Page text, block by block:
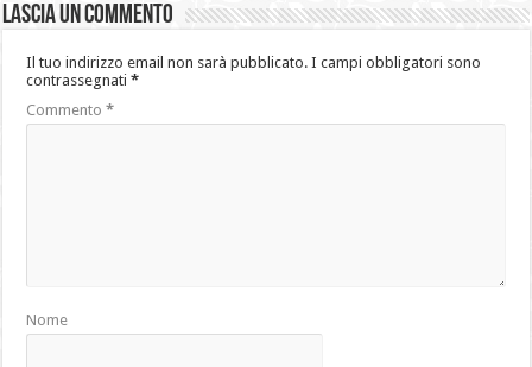
Lascia un commento
Il tuo indirizzo email non sarà pubblicato. I campi obbligatori sono
contrassegnati*
Commento*
Nome